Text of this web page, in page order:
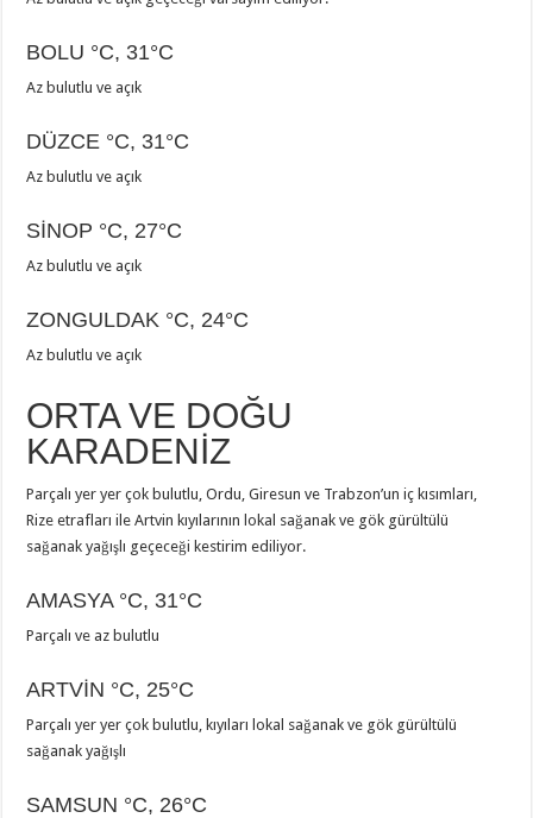
BOLU °C, 31°C
Az bulutlu ve açık
DÜZCE °C, 31°C
Az bulutlu ve açık
SİNOP °C, 27°C
Az bulutlu ve açık
ZONGULDAK °C, 24°C
Az bulutlu ve açık
ORTA VE DOĞU
KARADENİZ
Parçalı yer yer çok bulutlu, Ordu, Giresun ve Trabzon’un iç kısımları,
Rize etrafları ile Artvin kıyılarının lokal sağanak ve gök gürültülü
sağanak yağışlı geçeceği kestirim ediliyor.
AMASYA °C, 31°C
Parçalı ve az bulutlu
ARTVİN °C, 25°C
Parçalı yer yer çok bulutlu, kıyıları lokal sağanak ve gök gürültülü
sağanak yağışlı
SAMSUN °C, 26°C